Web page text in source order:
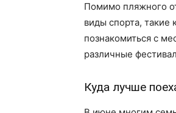
Помимо пляжного
виды спорта, такие
познакомиться с
различные
Куда лучше